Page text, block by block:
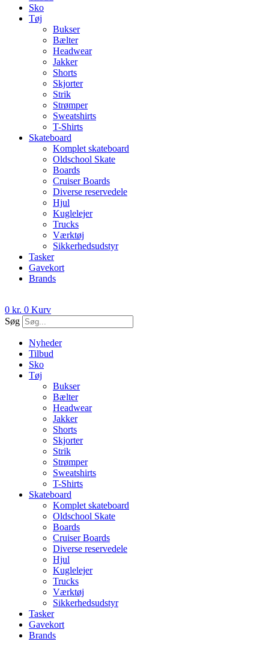
Sko
Tøj
Bukser
Bælter
Headwear
Jakker
Shorts
Skjorter
Strik
Strømper
Sweatshirts
T-Shirts
Skateboard
Komplet skateboard
Oldschool Skate
Boards
Cruiser Boards
Diverse reservedele
Hjul
Kuglelejer
Trucks
Værktøj
Sikkerhedsudstyr
Tasker
Gavekort
Brands
0 kr. 0 Kurv
Søg
Nyheder
Tilbud
Sko
Tøj
Bukser
Bælter
Headwear
Jakker
Shorts
Skjorter
Strik
Strømper
Sweatshirts
T-Shirts
Skateboard
Komplet skateboard
Oldschool Skate
Boards
Cruiser Boards
Diverse reservedele
Hjul
Kuglelejer
Trucks
Værktøj
Sikkerhedsudstyr
Tasker
Gavekort
Brands